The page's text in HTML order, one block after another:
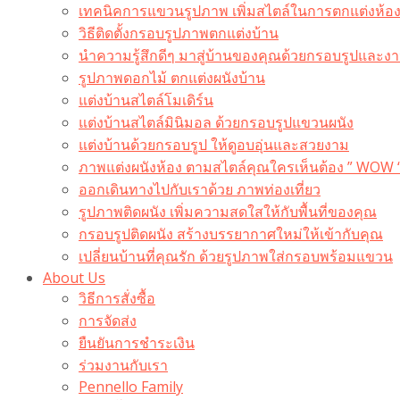
เทคนิคการแขวนรูปภาพ เพิ่มสไตล์ในการตกแต่งห้อง
วิธีติดตั้งกรอบรูปภาพตกแต่งบ้าน
นำความรู้สึกดีๆ มาสู่บ้านของคุณด้วยกรอบรูปและง
รูปภาพดอกไม้ ตกแต่งผนังบ้าน
แต่งบ้านสไตล์โมเดิร์น
แต่งบ้านสไตล์มินิมอล ด้วยกรอบรูปแขวนผนัง
แต่งบ้านด้วยกรอบรูป ให้ดูอบอุ่นและสวยงาม
ภาพแต่งผนังห้อง ตามสไตล์คุณใครเห็นต้อง ” WOW
ออกเดินทางไปกับเราด้วย ภาพท่องเที่ยว
รูปภาพติดผนัง เพิ่มความสดใสให้กับพื้นที่ของคุณ
กรอบรูปติดผนัง สร้างบรรยากาศใหม่ให้เข้ากับคุณ
เปลี่ยนบ้านที่คุณรัก ด้วยรูปภาพใส่กรอบพร้อมแขวน​
About Us
วิธีการสั่งซื้อ
การจัดส่ง
ยืนยันการชำระเงิน
ร่วมงานกับเรา
Pennello Family